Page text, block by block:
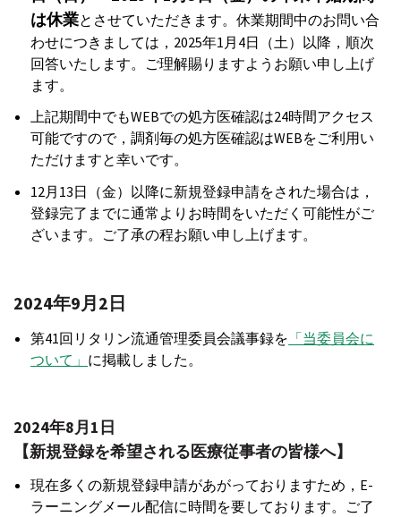
は休業とさせていただきます。休業期間中のお問い合
わせにつきましては，2025年1月4日（土）以降，順次
回答いたします。ご理解賜りますようお願い申し上げ
ます。
上記期間中でもWEBでの処方医確認は24時間アクセス
可能ですので，調剤毎の処方医確認はWEBをご利用い
ただけますと幸いです。
12月13日（金）以降に新規登録申請をされた場合は，
登録完了までに通常よりお時間をいただく可能性がご
ざいます。ご了承の程お願い申し上げます。
2024年9月2日
第41回リタリン流通管理委員会議事録を 「当委員会に
ついて」 に掲載しました。
2024年8月1日
【新規登録を希望される医療従事者の皆様へ】
現在多くの新規登録申請があがっておりますため，E-
ラーニングメール配信に時間を要しております。ご了